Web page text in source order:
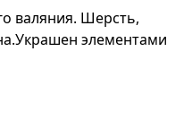
валяния. Шерсть,
элементами